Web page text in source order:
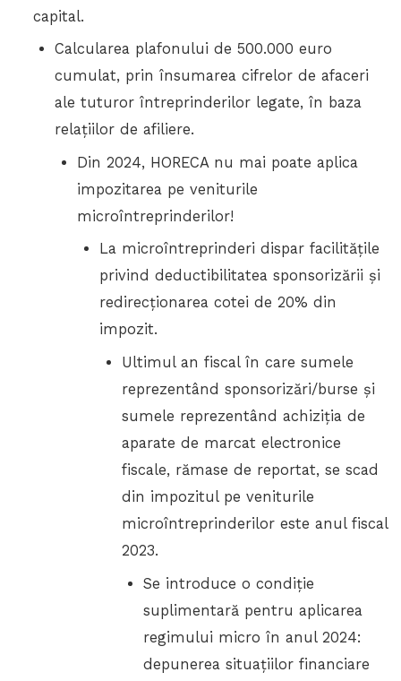
capital.
Calcularea plafonului de 500.000 euro
cumulat, prin însumarea cifrelor de afaceri
ale tuturor întreprinderilor legate, în baza
relațiilor de afiliere.
Din 2024, HORECA nu mai poate aplica
impozitarea pe veniturile
microîntreprinderilor!
La microîntreprinderi dispar facilitățile
privind deductibilitatea sponsorizării și
redirecționarea cotei de 20% din
impozit.
Ultimul an fiscal în care sumele
reprezentând sponsorizări/burse și
sumele reprezentând achiziția de
aparate de marcat electronice
fiscale, rămase de reportat, se scad
din impozitul pe veniturile
microîntreprinderilor este anul fiscal
2023.
Se introduce o condiție
suplimentară pentru aplicarea
regimului micro în anul 2024:
depunerea situațiilor financiare